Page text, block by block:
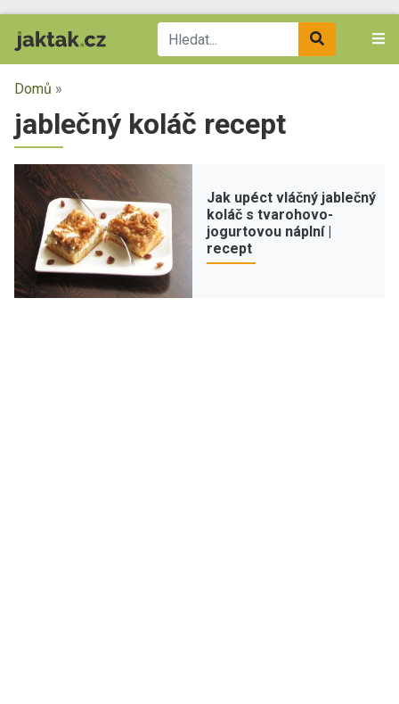
Domů »
jablečný koláč recept
Jak upéct vláčný jablečný
koláč s tvarohovo-
jogurtovou náplní |
recept